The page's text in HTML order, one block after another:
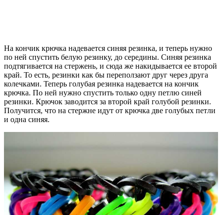
На кончик крючка надевается синяя резинка, и теперь нужно
по ней спустить белую резинку, до середины. Синяя резинка
подтягивается на стержень, и сюда же накидывается ее второй
край. То есть, резинки как бы переползают друг через друга
колечками. Теперь голубая резинка надевается на кончик
крючка. По ней нужно спустить только одну петлю синей
резинки. Крючок заводится за второй край голубой резинки.
Получится, что на стержне идут от крючка две голубых петли
и одна синяя.